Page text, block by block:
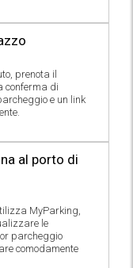
prenota il
conferma di
e un link
al porto di
MyParking,
le
parcheggio
comodamente